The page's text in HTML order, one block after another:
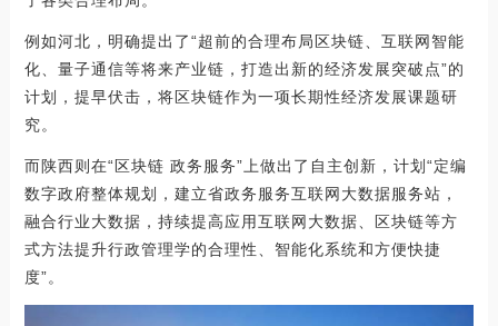
例如河北，明确提出了“超前的合理布局区块链、互联网智能
化、量子通信等将来产业链，打造出新的经济发展突破点”的
计划，提早伏击，将区块链作为一项长期性经济发展课题研
究。
而陕西则在“区块链 政务服务”上做出了自主创新，计划“定编
数字政府整体规划，建立省政务服务互联网大数据服务站，
融合行业大数据，持续提高应用互联网大数据、区块链等方
式方法提升行政管理学的合理性、智能化系统和方便快捷
度”。